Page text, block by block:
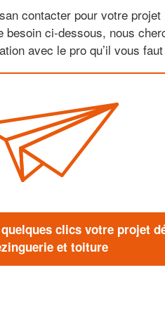
contacter pour votre projet
besoin ci-dessous, nous
avec le pro qu’il vous faut
clics votre projet
et toiture